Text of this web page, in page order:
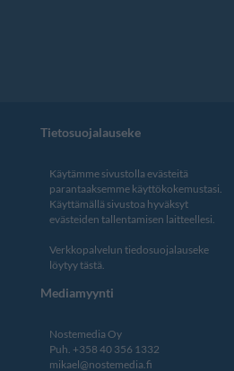
Tietosuojalauseke
Käytämme sivustolla evästeitä
parantaaksemme käyttökokemustasi.
Käyttämällä sivustoa hyväksyt
evästeiden tallentamisen laitteellesi.
Verkkopalvelun tiedosuojalauseke
löytyy tästä
Mediamyynti
Nostemedia Oy
Puh. +358 40 356 1332
mikael@nostemedia.fi